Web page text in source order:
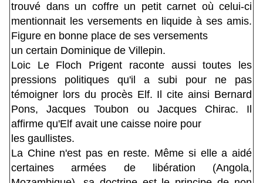
trouvé dans un coffre un petit carnet où celui-ci
mentionnait les versements en liquide à ses amis.
Figure en bonne place de ses versements
un certain Dominique de Villepin.
Loic Le Floch Prigent raconte aussi toutes les
pressions politiques qu'il a subi pour ne pas
témoigner lors du procès Elf. Il cite ainsi Bernard
Pons, Jacques Toubon ou Jacques Chirac. Il
affirme qu'Elf avait une caisse noire pour
les gaullistes.
La Chine n'est pas en reste. Même si elle a aidé
certaines armées de libération (Angola,